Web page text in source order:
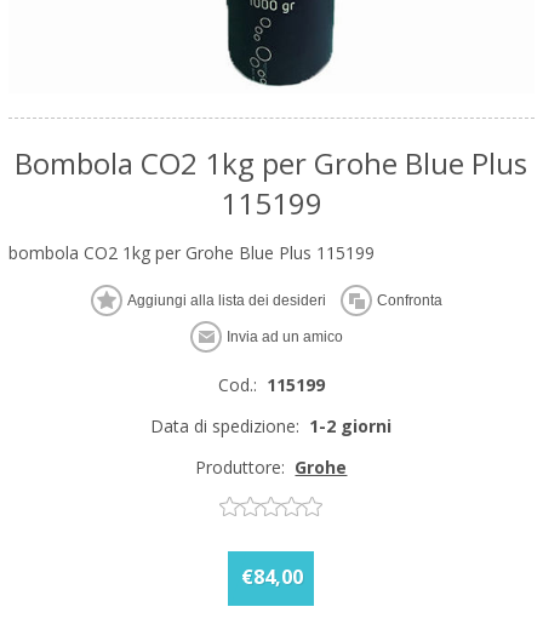
Bombola CO2 1kg per Grohe Blue Plus
115199
bombola CO2 1kg per Grohe Blue Plus 115199
Cod.: 115199
Data di spedizione: 1-2 giorni
Produttore: Grohe
€84,00